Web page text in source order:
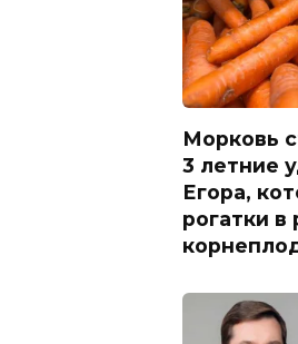
Морковь
3 летние
Егора,
рогатки в